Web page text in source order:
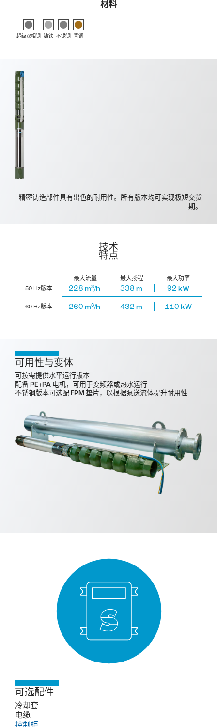
材料
超级双相钢 铸铁 不锈钢 青铜
精密铸造部件具有出色的耐用性。所有版本均可实现极短交货
期。
技术
特点
最大流量 最大扬程
最大功率
50 Hz版本
228 m3/h 338 m 92 kW
60 Hz版本 260 m3/h 432 m 110 kW
可用性与变体
可按需提供水平运行版本
配备 PE+PA 电机，可用于变频器或热水运行
不锈钢版本可选配 FPM 垫片，以根据泵送流体提升耐用性
可选配件
冷却套
电缆